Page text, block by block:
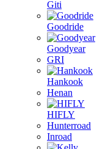
Giti
Goodride
Goodyear
GRI
Hankook
Henan
HIFLY
Hunterroad
Inroad